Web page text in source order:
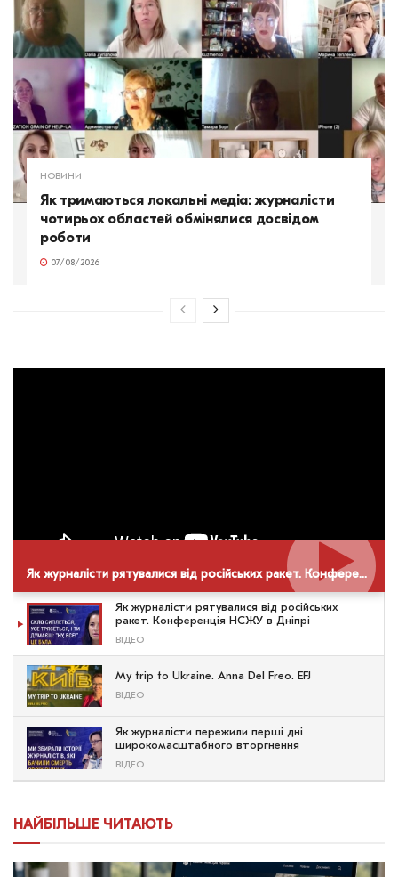
НОВИНИ
Як тримаються локальні медіа: журналісти
чотирьох областей обмінялися досвідом
роботи
07/08/2026
Як журналісти рятувалися від російських ракет. Конференція НСЖУ в Дніпрі
Як журналісти рятувалися від російських
ракет. Конференція НСЖУ в Дніпрі
ВІДЕО
My trip to Ukraine. Anna Del Freo. EFJ
ВІДЕО
Як журналісти пережили перші дні
широкомасштабного вторгнення
ВІДЕО
НАЙБІЛЬШЕ ЧИТАЮТЬ